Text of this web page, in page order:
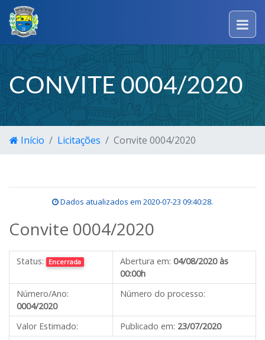
CONVITE 0004/2020
Início Licitações Convite 0004/2020
Dados atualizados em 2020-07-23 09:40:28.
Convite 0004/2020
Status: Encerrada Abertura em: 04/08/2020 às
00:00h
Número/Ano:
0004/2020
Número do processo:
Valor Estimado: Publicado em: 23/07/2020